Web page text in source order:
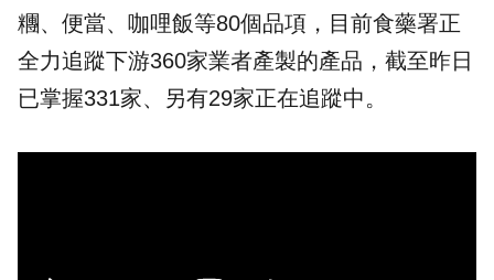
糰、便當、咖哩飯等80個品項，目前食藥署正
全力追蹤下游360家業者產製的產品，截至昨日
已掌握331家、另有29家正在追蹤中。